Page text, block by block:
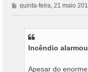
M
e
quinta-feira, 21 maio
Incêndio
Apesar do